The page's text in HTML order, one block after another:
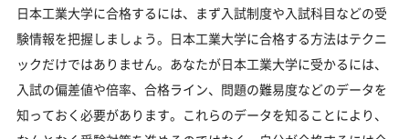
験も対応可能
浪人生、社会人の方の日本工業大学合格に向けた受
験対策も実施
日本工業大学受験生からのよくある質問
日本工業大学に合格するには、まず入試制度や入試科目などの受
験情報を把握しましょう。日本工業大学に合格する方法はテクニ
ックだけではありません。あなたが日本工業大学に受かるには、
入試の偏差値や倍率、合格ライン、問題の難易度などのデータを
知っておく必要があります。これらのデータを知ることにより、